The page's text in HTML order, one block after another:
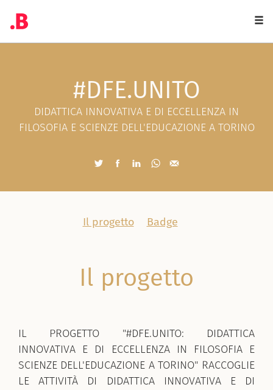
#DFE.UNITO
DIDATTICA INNOVATIVA E DI ECCELLENZA IN
FILOSOFIA E SCIENZE DELL'EDUCAZIONE A TORINO
Il progetto Badge
Il progetto
IL PROGETTO "#DFE.UNITO: DIDATTICA
INNOVATIVA E DI ECCELLENZA IN FILOSOFIA E
SCIENZE DELL'EDUCAZIONE A TORINO" RACCOGLIE
LE ATTIVITÀ DI DIDATTICA INNOVATIVA E DI